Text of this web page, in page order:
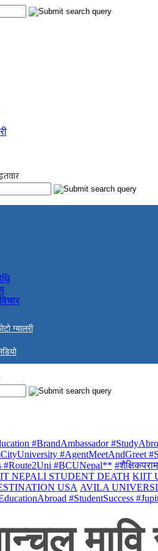
ग्यालरी
#BrandAmbassador
#AgentMeetAndGreet
#Route2Uni #BCUNepal**
NEPALI STUDENT DEATH KIIT
USA AVILA
#StudentSuccess